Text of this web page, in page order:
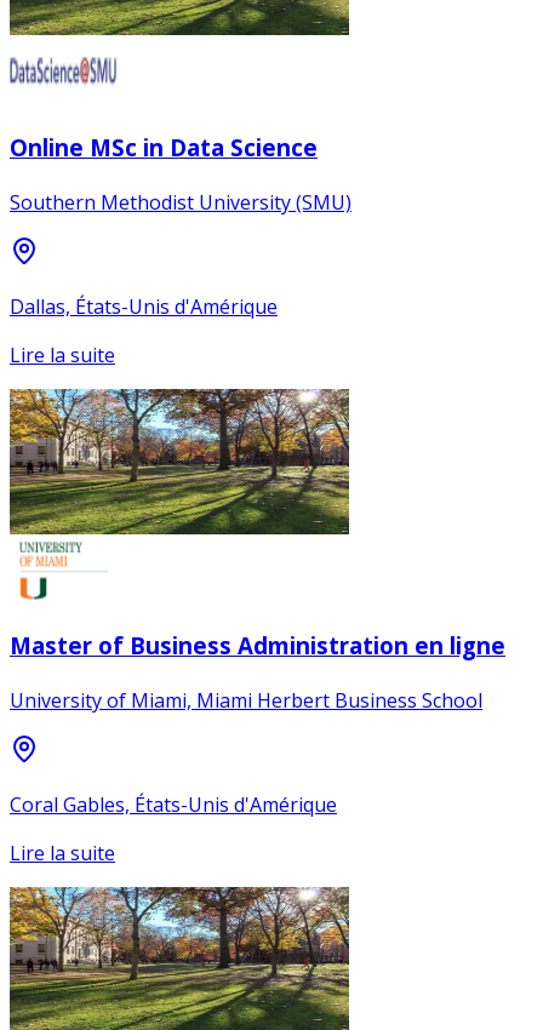
Online MSc in Data Science
Southern Methodist University (SMU)
Dallas, États-Unis d'Amérique
Lire la suite
Master of Business Administration en ligne
University of Miami, Miami Herbert Business School
Coral Gables, États-Unis d'Amérique
Lire la suite